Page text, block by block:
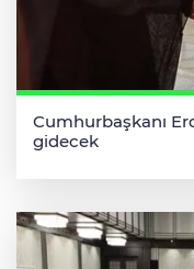
Cumhurbaşkanı
gidecek